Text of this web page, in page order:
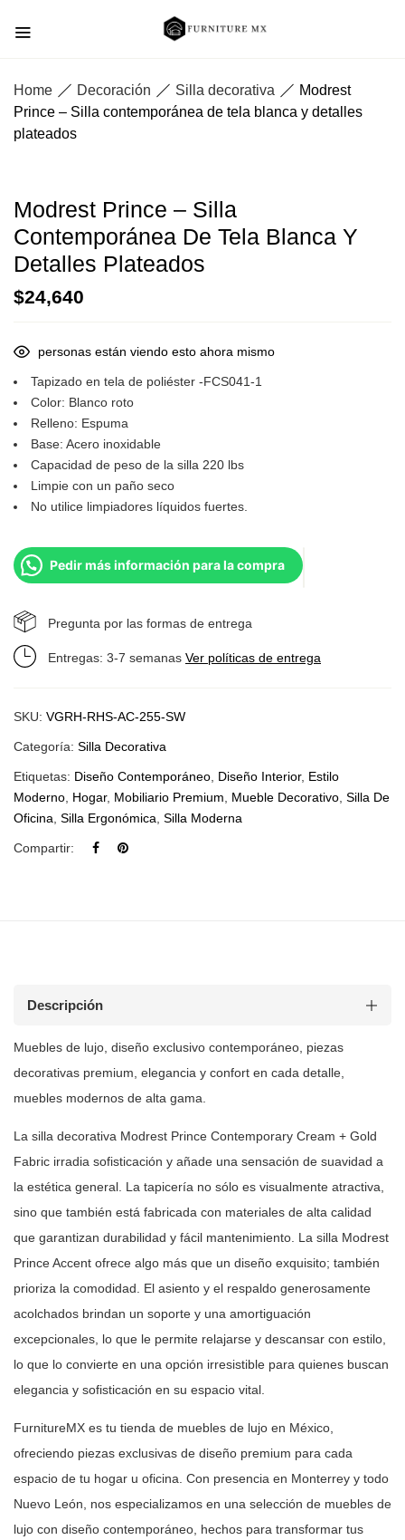
Home Decoración Silla decorativa
Modrest
Prince – Silla contemporánea de tela blanca y detalles
plateados
Modrest Prince – Silla
Contemporánea De Tela Blanca Y
Detalles Plateados
$24,640
personas están viendo esto ahora mismo
Tapizado en tela de poliéster -FCS041-1
Color: Blanco roto
Relleno: Espuma
Base: Acero inoxidable
Capacidad de peso de la silla 220 lbs
Limpie con un paño seco
No utilice limpiadores líquidos fuertes.
Pedir más información para la compra
Pregunta por las formas de entrega
Entregas: 3-7 semanas Ver políticas de entrega
SKU: VGRH-RHS-AC-255-SW
Categoría: Silla Decorativa
Etiquetas: Diseño Contemporáneo Diseño Interior, Estilo
Moderno Hogar, Mobiliario Premium Mueble Decorativo Silla De
Oficina Silla Ergonómica Silla Moderna
Compartir:
Descripción
Muebles de lujo, diseño exclusivo contemporáneo, piezas
decorativas premium, elegancia y confort en cada detalle,
muebles modernos de alta gama.
La silla decorativa Modrest Prince Contemporary Cream + Gold
Fabric irradia sofisticación y añade una sensación de suavidad a
la estética general. La tapicería no sólo es visualmente atractiva,
sino que también está fabricada con materiales de alta calidad
que garantizan durabilidad y fácil mantenimiento. La silla Modrest
Prince Accent ofrece algo más que un diseño exquisito; también
prioriza la comodidad. El asiento y el respaldo generosamente
acolchados brindan un soporte y una amortiguación
excepcionales, lo que le permite relajarse y descansar con estilo,
lo que lo convierte en una opción irresistible para quienes buscan
elegancia y sofisticación en su espacio vital.
FurnitureMX es tu tienda de muebles de lujo en México,
ofreciendo piezas exclusivas de diseño premium para cada
espacio de tu hogar u oficina. Con presencia en Monterrey y todo
Nuevo León, nos especializamos en una selección de muebles de
lujo con diseño contemporáneo, hechos para transformar tus